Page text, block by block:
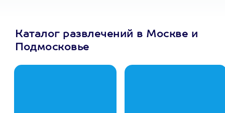
Каталог развлечений в Москве и
Подмосковье